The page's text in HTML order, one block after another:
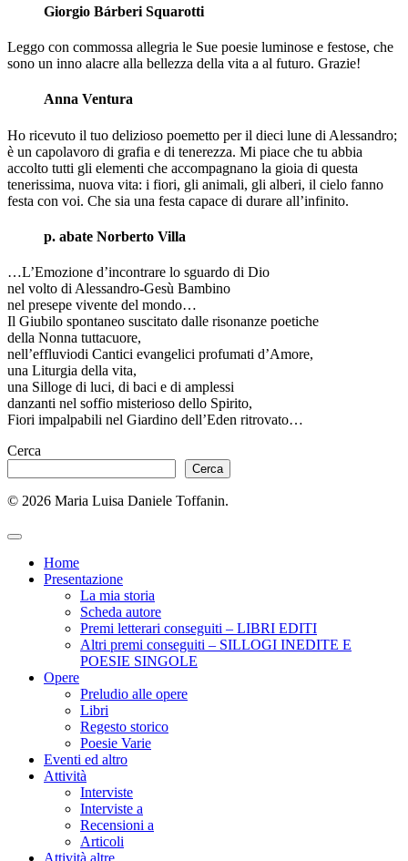
Giorgio Bárberi Squarotti
Leggo con commossa allegria le Sue poesie luminose e festose, che
sono un inno alacre alla bellezza della vita a al futuro. Grazie!
Anna Ventura
Ho ricevuto il tuo delizioso poemetto per il dieci lune di Alessandro;
è un capolavoro di grafia e di tenerezza. Mi piace che tu abbia
accolto tutti gli elementi che accompagnano la gioia di questa
tenerissima, nuova vita: i fiori, gli animali, gli alberi, il cielo fanno
festa con voi. Che sia una festa capace di durare all’infinito.
p. abate Norberto Villa
…L’Emozione d’incontrare lo sguardo di Dio
nel volto di Alessandro-Gesù Bambino
nel presepe vivente del mondo…
Il Giubilo spontaneo suscitato dalle risonanze poetiche
della Nonna tuttacuore,
nell’effluviodi Cantici evangelici profumati d’Amore,
una Liturgia della vita,
una Silloge di luci, di baci e di amplessi
danzanti nel soffio misterioso dello Spirito,
Fiori impalpabili nel Giardino dell’Eden ritrovato…
Cerca
Cerca
© 2026 Maria Luisa Daniele Toffanin.
Home
Presentazione
La mia storia
Scheda autore
Premi letterari conseguiti – LIBRI EDITI
Altri premi conseguiti – SILLOGI INEDITE E
POESIE SINGOLE
Opere
Preludio alle opere
Libri
Regesto storico
Poesie Varie
Eventi ed altro
Attività
Interviste
Interviste a
Recensioni a
Articoli